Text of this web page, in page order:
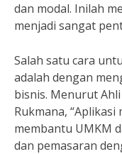
dan modal. Inilah
menjadi sangat
Salah satu cara
adalah dengan
bisnis. Menurut
Rukmana,
membantu UMKM
dan pemasaran